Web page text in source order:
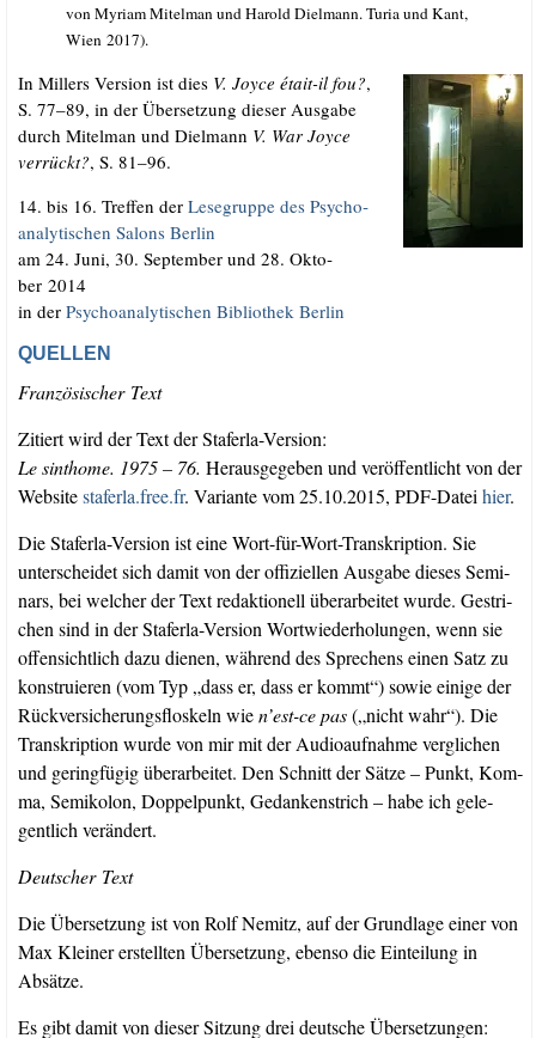
von Myri­am Mit­el­man und Harold Diel­mann. Turia und Kant,
Wien 2017).
In Mil­lers Ver­si­on ist dies V. Joy­ce était-il fou?,
S. 77–89, in der Über­set­zung die­ser Aus­ga­be
durch Mit­el­man und Diel­mann V. War Joy­ce
ver­rückt?, S. 81–96.
14. bis 16. Tref­fen der Lese­grup­pe des Psy­cho­
ana­ly­ti­schen Salons Berlin
am 24. Juni, 30. Sep­tem­ber und 28. Okto­
ber 2014
in der Psy­cho­ana­ly­ti­schen Biblio­thek Berlin
QUELLEN
Fran­zö­si­scher Text
Zitiert wird der Text der Staferla-Version:
Le sin­thome. 1975 – 76. Her­aus­ge­geben und ver­öf­fent­licht von der
Web­sitesta​fer​la​.free​.fr. Vari­an­te vom 25.10.2015, PDF-Dateihier.
Die Sta­fer­la-Ver­si­on ist eine Wort-für-Wort-Tran­skrip­ti­on. Sie
unter­schei­det sich damit von der offi­zi­el­len Aus­ga­be die­ses Semi­
nars, bei wel­cher der Text redak­tio­nell über­ar­bei­tet wur­de. Gestri­
chen sind in der Sta­fer­la-Ver­si­on Wort­wie­der­ho­lun­gen, wenn sie
offen­sicht­lich dazu die­nen, wäh­rend des Spre­chens einen Satz zu
kon­stru­ie­ren (vom Typ „dass er, dass er kommt“) sowie eini­ge der
Rück­ver­si­che­rungs­flos­keln wien’est-ce pas(„nicht wahr“). Die
Tran­skrip­ti­on wur­de von mir mit der Audio­auf­nah­me ver­gli­chen
und gering­fü­gig über­ar­bei­tet. Den Schnitt der Sät­ze – Punkt, Kom­
ma, Semi­ko­lon, Dop­pel­punkt, Gedan­ken­strich – habe ich gele­
gent­lich verändert.
Deut­scher Text
Die Über­set­zung ist von Rolf Nemitz, auf der Grund­la­ge einer von
Max Klei­ner erstell­ten Über­set­zung, eben­so die Ein­tei­lung in
Absätze.
Es gibt damit von die­ser Sit­zung drei deut­sche Übersetzungen: